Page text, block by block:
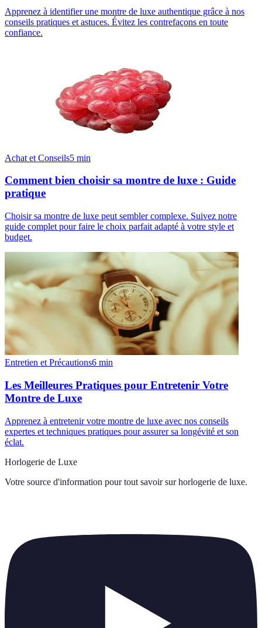
Apprenez à identifier une montre de luxe authentique grâce à nos
conseils pratiques et astuces. Évitez les contrefaçons en toute
confiance.
Achat et Conseils5 min
Comment bien choisir sa montre de luxe : Guide
pratique
Choisir sa montre de luxe peut sembler complexe. Suivez notre
guide complet pour faire le choix parfait adapté à votre style et
budget.
Entretien et Précautions6 min
Les Meilleures Pratiques pour Entretenir Votre
Montre de Luxe
Apprenez à entretenir votre montre de luxe avec nos conseils
expertes et techniques pratiques pour assurer sa longévité et son
éclat.
Horlogerie de Luxe
Votre source d'information pour tout savoir sur horlogerie de luxe.